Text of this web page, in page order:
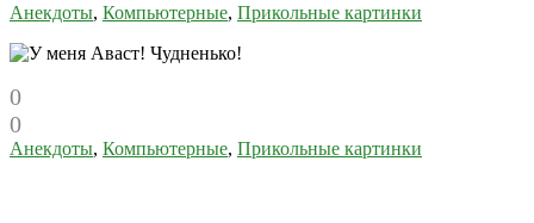
Анекдоты, Компьютерные, Прикольные картинки
0
0
Анекдоты, Компьютерные, Прикольные картинки